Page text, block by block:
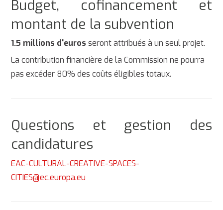
Budget, cofinancement et
montant de la subvention
1.5 millions d'euros seront attribués à un seul projet.
La contribution financière de la Commission ne pourra
pas excéder 80% des coûts éligibles totaux.
Questions et gestion des
candidatures
EAC-CULTURAL-CREATIVE-SPACES-
CITIES@ec.europa.eu